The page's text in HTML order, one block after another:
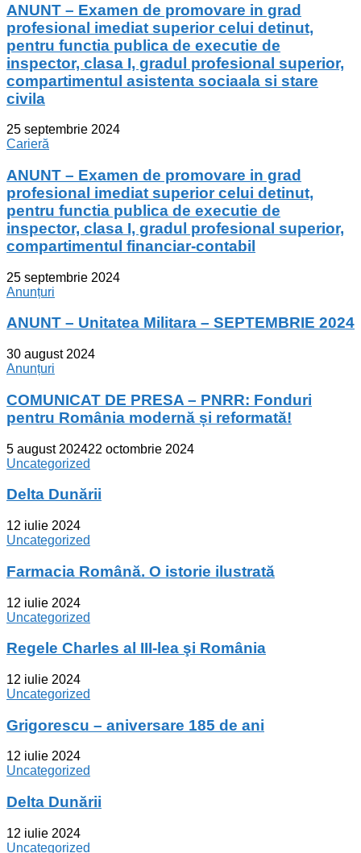
ANUNT – Examen de promovare in grad
profesional imediat superior celui detinut,
pentru functia publica de executie de
inspector, clasa I, gradul profesional superior,
compartimentul asistenta sociaala si stare
civila
25 septembrie 2024
Carieră
ANUNT – Examen de promovare in grad
profesional imediat superior celui detinut,
pentru functia publica de executie de
inspector, clasa I, gradul profesional superior,
compartimentul financiar-contabil
25 septembrie 2024
Anunțuri
ANUNT – Unitatea Militara – SEPTEMBRIE 2024
30 august 2024
Anunțuri
COMUNICAT DE PRESA – PNRR: Fonduri
pentru România modernă și reformată!
5 august 202422 octombrie 2024
Uncategorized
Delta Dunării
12 iulie 2024
Uncategorized
Farmacia Română. O istorie ilustrată
12 iulie 2024
Uncategorized
Regele Charles al III-lea şi România
12 iulie 2024
Uncategorized
Grigorescu – aniversare 185 de ani
12 iulie 2024
Uncategorized
Delta Dunării
12 iulie 2024
Uncategorized